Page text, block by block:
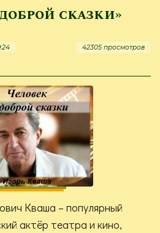
сказки»
42305 просмотров
Кваша – популярный
актёр театра и кино,